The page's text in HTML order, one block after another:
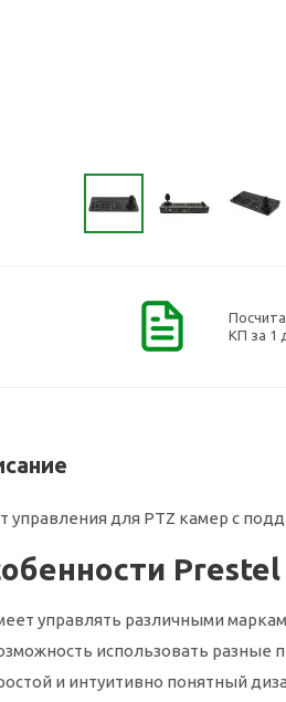
КП за 1
управления для PTZ камер с
Prestel
управлять различными
использовать разные
и интуитивно понятный